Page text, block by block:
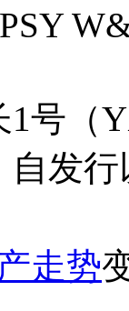
PSY
（
自发
走势